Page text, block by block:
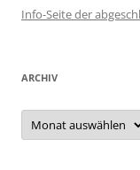
Info-Seite der
ARCHIV
Archiv